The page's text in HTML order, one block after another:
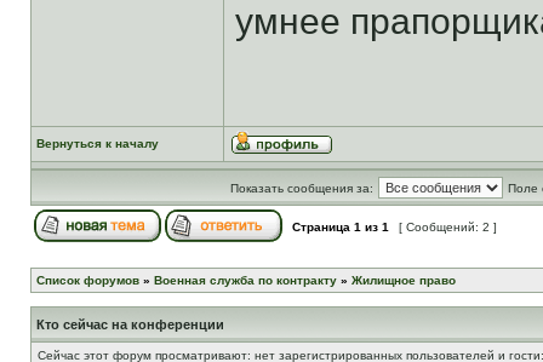
умнее
Вернуться к началу
Показать сообщения за: Поле
Страница 1 из 1 [ Сообщений: 2 ]
Список форумов » Военная служба по контракту » Жилищное право
Кто сейчас на конференции
Сейчас этот форум просматривают: нет зарегистрированных пользователей и